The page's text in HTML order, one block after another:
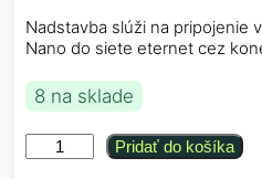
Nadstavba slúži na pripojenie
Nano do siete eternet cez
8 na sklade
množstvo
Ethernet
Pridať do košíka